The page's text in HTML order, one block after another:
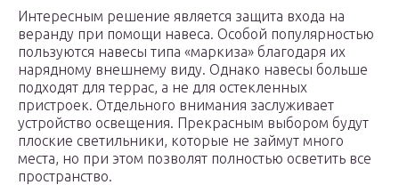
Интересным решение является защита входа на
веранду при помощи навеса. Особой популярностью
пользуются навесы типа «маркиза» благодаря их
нарядному внешнему виду. Однако навесы больше
подходят для террас, а не для остекленных
пристроек. Отдельного внимания заслуживает
устройство освещения. Прекрасным выбором будут
плоские светильники, которые не займут много
места, но при этом позволят полностью осветить все
пространство.